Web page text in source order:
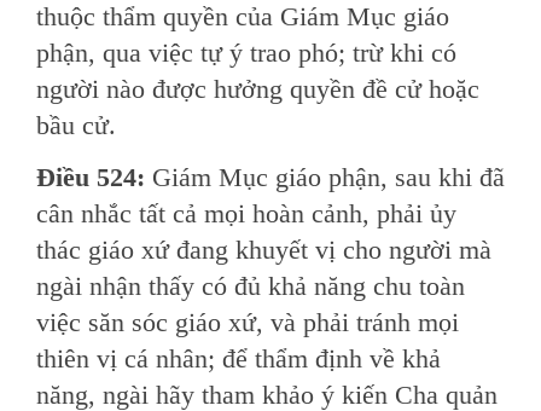
thuộc thẩm quyền của Giám Mục giáo
phận, qua việc tự ý trao phó; trừ khi có
người nào được hưởng quyền đề cử hoặc
bầu cử.
Ðiều 524: Giám Mục giáo phận, sau khi đã
cân nhắc tất cả mọi hoàn cảnh, phải ủy
thác giáo xứ đang khuyết vị cho người mà
ngài nhận thấy có đủ khả năng chu toàn
việc săn sóc giáo xứ, và phải tránh mọi
thiên vị cá nhân; để thẩm định về khả
năng, ngài hãy tham khảo ý kiến Cha quản